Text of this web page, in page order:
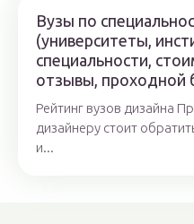
Вузы по
(университеты,
специальности,
отзывы, проходной
Рейтинг вузов дизайна
дизайнеру стоит
и...